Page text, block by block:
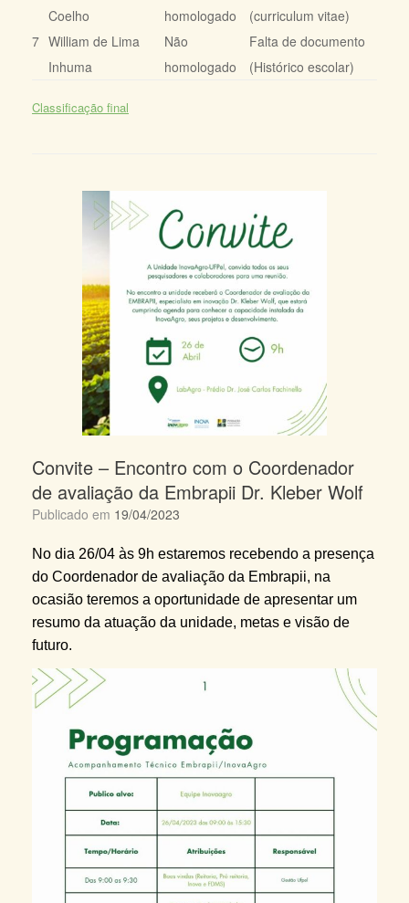
Coelho
homologado
(curriculum vitae)
7 William de Lima
Inhuma
Não
homologado
Falta de documento
(Histórico escolar)
Classificação final
Convite – Encontro com o Coordenador
de avaliação da Embrapii Dr. Kleber Wolf
Publicado em 19/04/2023
No dia 26/04 às 9h estaremos recebendo a presença
do Coordenador de avaliação da Embrapii, na
ocasião teremos a oportunidade de apresentar um
resumo da atuação da unidade, metas e visão de
futuro.